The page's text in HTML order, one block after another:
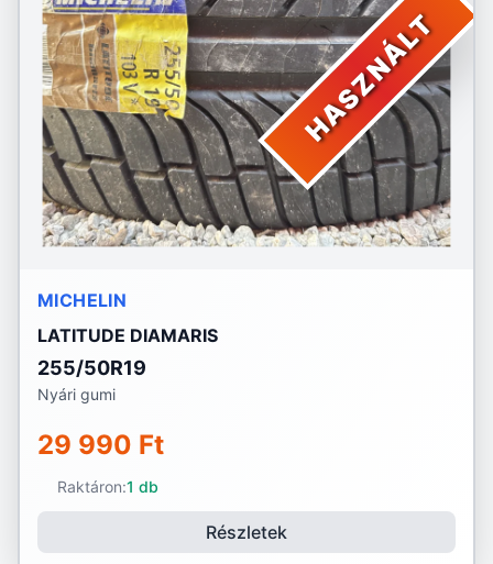
HASZNÁLT
MICHELIN
LATITUDE DIAMARIS
255/50R19
Nyári gumi
29 990 Ft
Raktáron:1 db
Részletek